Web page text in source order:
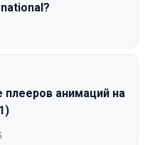
плееров анимаций на